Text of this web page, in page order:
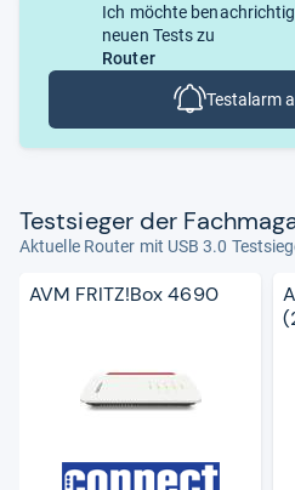
Ich möchte
neuen Tests zu
Router
Testalarm
Test­sie­ger der
Aktuelle Router mit USB 3.0
AVM FRITZ!Box 4690